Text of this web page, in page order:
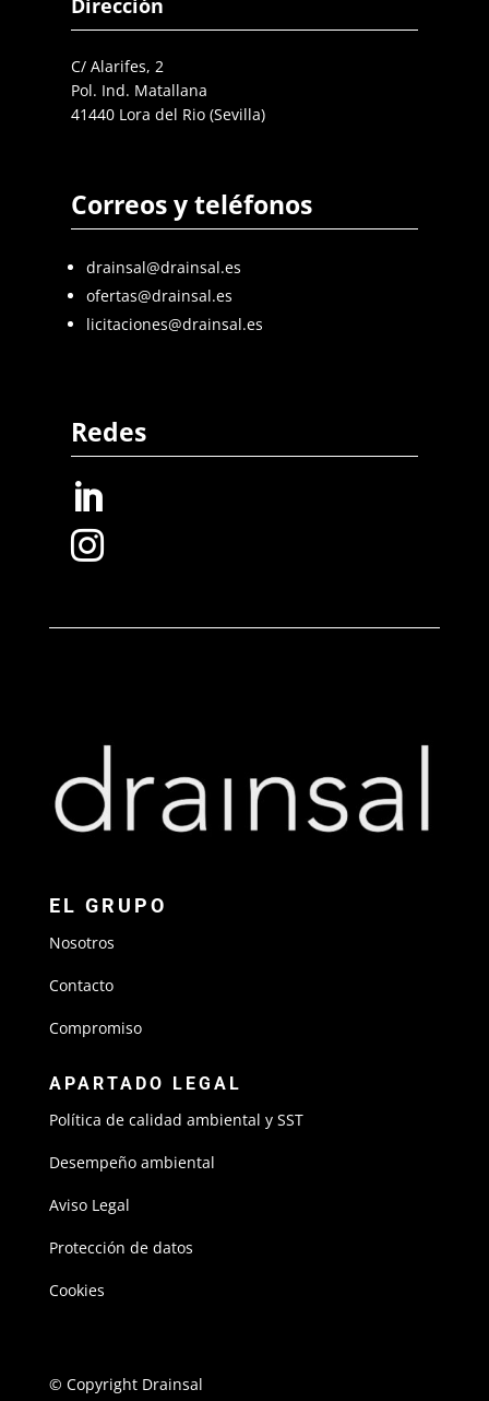
Dirección
C/ Alarifes, 2
Pol. Ind. Matallana
41440 Lora del Rio (Sevilla)
Correos y teléfonos
drainsal@drainsal.es
ofertas@drainsal.es
licitaciones@drainsal.es
Redes


EL GRUPO
Nosotros
Contacto
Compromiso
APARTADO LEGAL
Política de calidad ambiental y SST
Desempeño ambiental
Aviso Legal
Protección de datos
Cookies
© Copyright Drainsal